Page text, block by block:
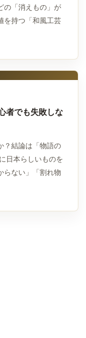
の「消えもの」が
を持つ「和風工芸
者でも失敗しな
？結論は「物語の
日本らしいものを
らない」「割れ物